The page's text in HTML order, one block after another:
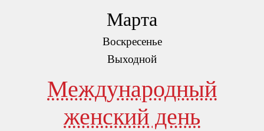
Марта
Воскресенье
Выходной
Международный
женский день